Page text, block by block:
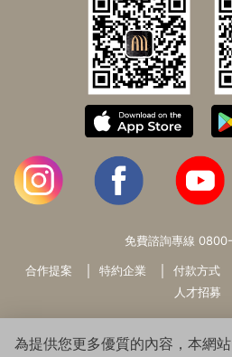
免費諮詢專線
合作提案 特約企業 付款方式
人才招募
為提供您更多優質的內容，本網